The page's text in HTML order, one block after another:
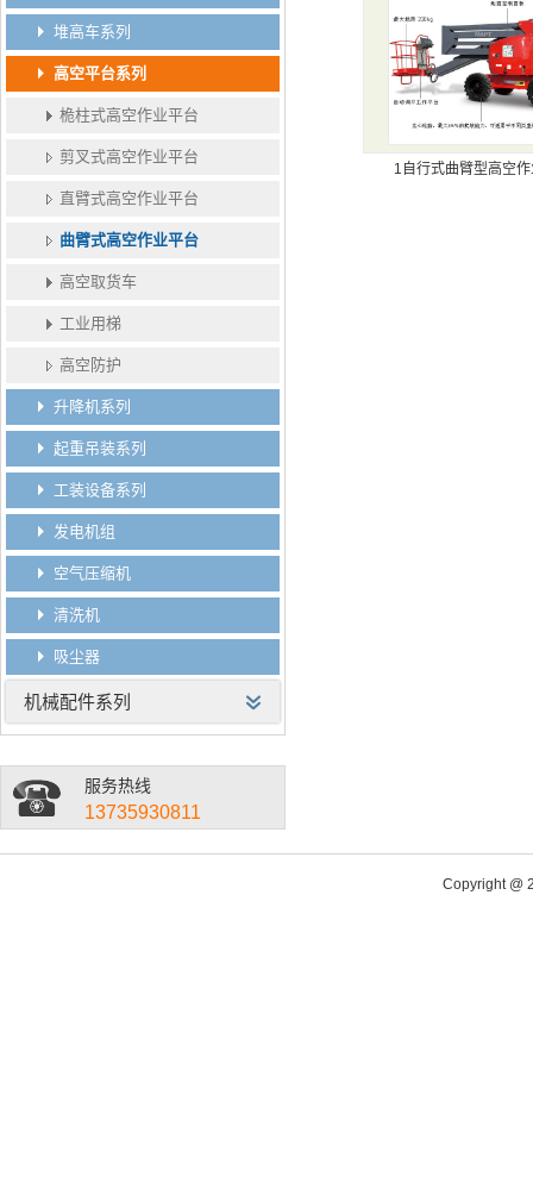
堆高车系列
高空平台系列
桅柱式高空作业平台
剪叉式高空作业平台
直臂式高空作业平台
曲臂式高空作业平台
高空取货车
工业用梯
高空防护
升降机系列
起重吊装系列
工装设备系列
发电机组
空气压缩机
清洗机
吸尘器
机械配件系列
服务热线
13735930811
1自行式曲臂型高空
Copyright @